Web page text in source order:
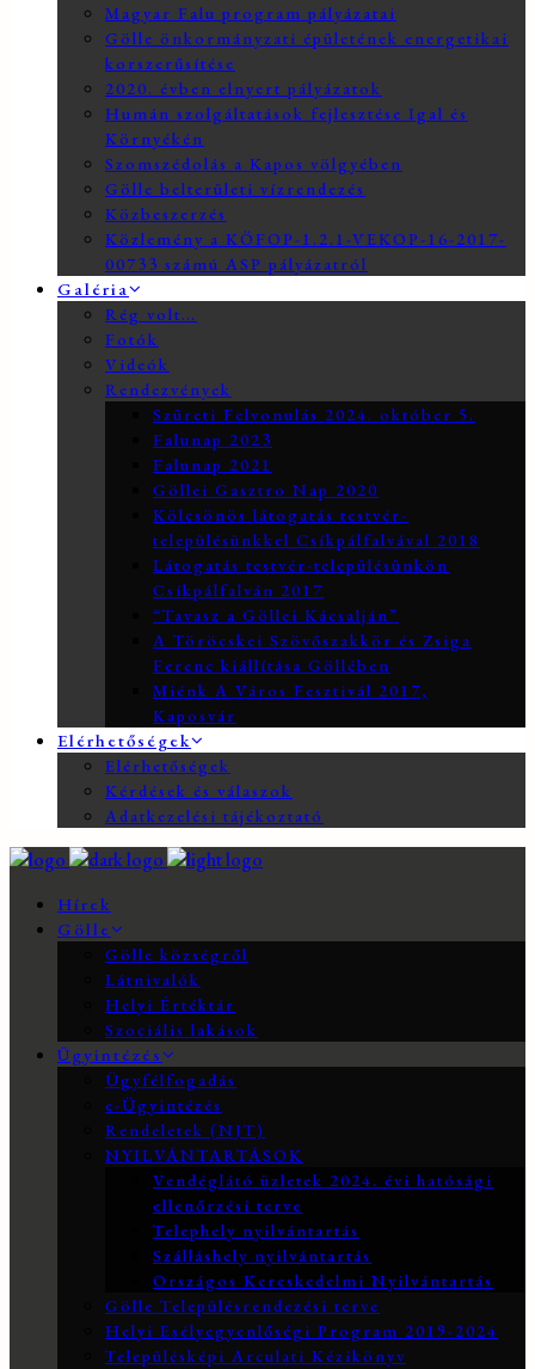
Magyar Falu program pályázatai
Gölle önkormányzati épületének energetikai
korszerűsítése
2020. évben elnyert pályázatok
Humán szolgáltatások fejlesztése Igal és
Környékén
Szomszédolás a Kapos völgyében
Gölle belterületi vízrendezés
Közbeszerzés
Közlemény a KÖFOP-1.2.1-VEKOP-16-2017-
00733 számú ASP pályázatról
Galéria
Rég volt…
Fotók
Videók
Rendezvények
Szüreti Felvonulás 2024. október 5.
Falunap 2023
Falunap 2021
Göllei Gasztro Nap 2020
Kölcsönös látogatás testvér-
településünkkel Csíkpálfalvával 2018
Látogatás testvér-településünkön
Csíkpálfalván 2017
“Tavasz a Göllei Kácsalján”
A Töröcskei Szövőszakkör és Zsiga
Ferenc kiállítása Göllében
Miénk A Város Fesztivál 2017,
Kaposvár
Elérhetőségek
Elérhetőségek
Kérdések és válaszok
Adatkezelési tájékoztató
Hírek
Gölle
Gölle községről
Látnivalók
Helyi Értéktár
Szociális lakások
Ügyintézés
Ügyfélfogadás
e-Ügyintézés
Rendeletek (NJT)
NYILVÁNTARTÁSOK
Vendéglátó üzletek 2024. évi hatósági
ellenőrzési terve
Telephely nyilvántartás
Szálláshely nyilvántartás
Országos Kereskedelmi Nyilvántartás
Gölle Településrendezési terve
Helyi Esélyegyenlőségi Program 2019-2024
Településképi Arculati Kézikönyv